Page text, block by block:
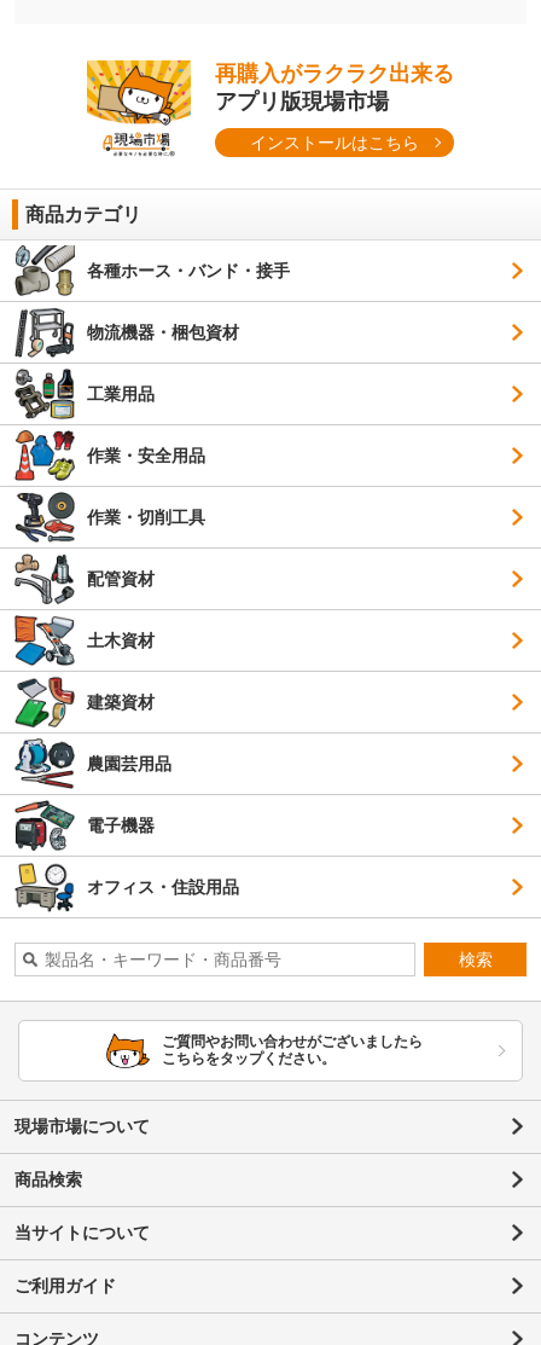
再購入がラクラク出来る
アプリ版現場市場
インストールはこちら
商品カテゴリ
各種ホース・バンド・接手
物流機器・梱包資材
工業用品
作業・安全用品
作業・切削工具
配管資材
土木資材
建築資材
農園芸用品
電子機器
オフィス・住設用品
検索
ご質問やお問い合わせがございましたら
こちらをタップください。
現場市場について
商品検索
当サイトについて
ご利用ガイド
コンテンツ